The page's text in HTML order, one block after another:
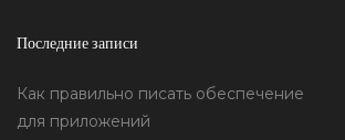
Последние записи
Как правильно писать обеспечение
для приложений